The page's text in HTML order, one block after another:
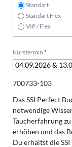
Standart
Standart Flex
VIP / Flex
Pflichtfeld
Kurstermin *
700733-103
Das SSI Perfect
notwendige
Taucherfahrung
erhöhen und das
Du erhältst die